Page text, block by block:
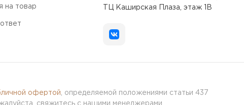
на товар
ТЦ Каширская Плаза, этаж 1В
офертой , определяемой положениями статьи 437
свяжитесь с нашими менеджерами.